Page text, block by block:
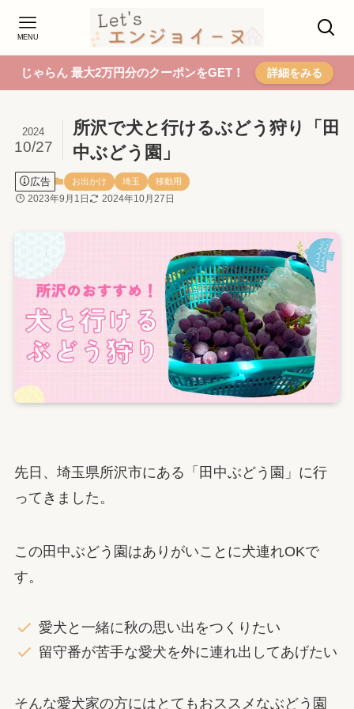
MENU
じゃらん 最大2万円分のクーポンをGET！ 詳細をみる
所沢で犬と行けるぶどう狩り「田
中ぶどう園」
2024
10/27
広告 お出かけ 埼玉 移動用
2023年9月1日 2024年10月27日
先日、埼玉県所沢市にある「田中ぶどう園」に行
ってきました。
この田中ぶどう園はありがいことに犬連れOKで
す。
愛犬と一緒に秋の思い出をつくりたい
留守番が苦手な愛犬を外に連れ出してあげたい
そんな愛犬家の方にはとてもおススメなぶどう園